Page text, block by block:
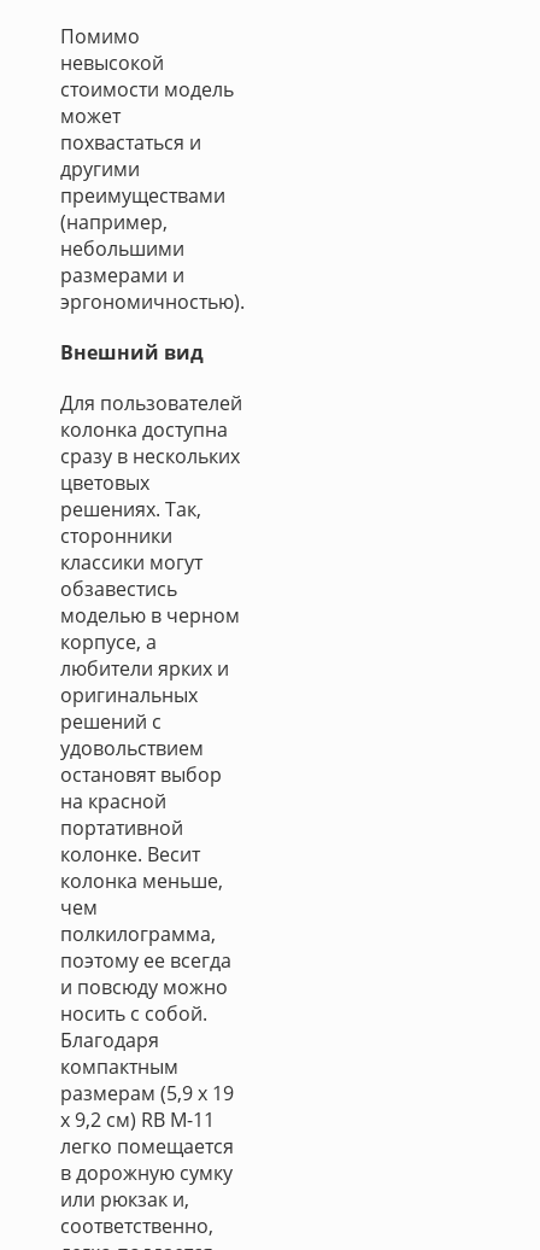
Помимо
невысокой
стоимости модель
может
похвастаться и
другими
преимуществами
(например,
небольшими
размерами и
эргономичностью).
Внешний вид
Для пользователей
колонка доступна
сразу в нескольких
цветовых
решениях. Так,
сторонники
классики могут
обзавестись
моделью в черном
корпусе, а
любители ярких и
оригинальных
решений с
удовольствием
остановят выбор
на красной
портативной
колонке. Весит
колонка меньше,
чем
полкилограмма,
поэтому ее всегда
и повсюду можно
носить с собой.
Благодаря
компактным
размерам (5,9 х 19
х 9,2 см) RB M-11
легко помещается
в дорожную сумку
или рюкзак и,
соответственно,